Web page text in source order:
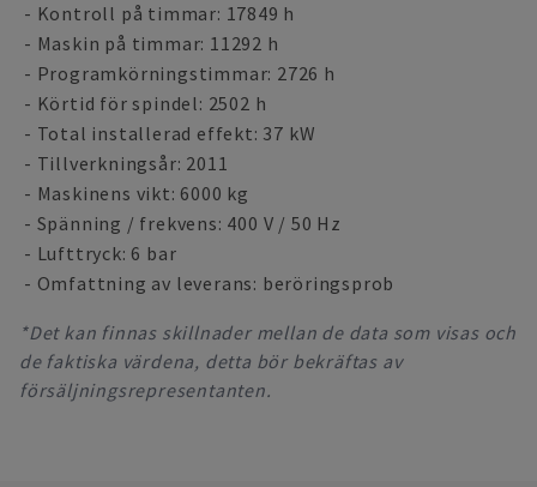
- Kontroll på timmar: 17849 h
- Maskin på timmar: 11292 h
- Programkörningstimmar: 2726 h
- Körtid för spindel: 2502 h
- Total installerad effekt: 37 kW
- Tillverkningsår: 2011
- Maskinens vikt: 6000 kg
- Spänning / frekvens: 400 V / 50 Hz
- Lufttryck: 6 bar
- Omfattning av leverans: beröringsprob
*Det kan finnas skillnader mellan de data som visas och
de faktiska värdena, detta bör bekräftas av
försäljningsrepresentanten.